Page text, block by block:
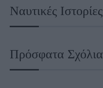
Ναυτικές Ιστορίες
Πρόσφατα Σχόλια